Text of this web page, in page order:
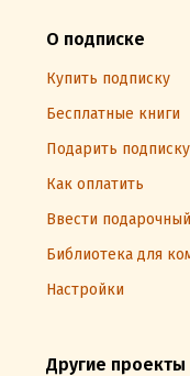
О подписке
Купить подписку
Бесплатные книги
Подарить подписку
Как оплатить
Ввести
Библиотека для
Настройки
Другие проекты